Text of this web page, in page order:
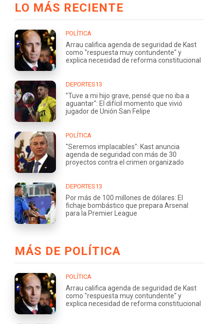
LO MÁS RECIENTE
POLÍTICA
Arrau califica agenda de seguridad de Kast
como "respuesta muy contundente" y
explica necesidad de reforma constitucional
DEPORTES13
"Tuve a mi hijo grave, pensé que no iba a
aguantar": El difícil momento que vivió
jugador de Unión San Felipe
POLÍTICA
"Seremos implacables": Kast anuncia
agenda de seguridad con más de 30
proyectos contra el crimen organizado
DEPORTES13
Por más de 100 millones de dólares: El
fichaje bombástico que prepara Arsenal
para la Premier League
MÁS DE POLÍTICA
POLÍTICA
Arrau califica agenda de seguridad de Kast
como "respuesta muy contundente" y
explica necesidad de reforma constitucional